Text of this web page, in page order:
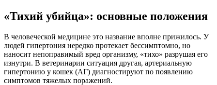
«Тихий убийца»: основные положения
В человеческой медицине это название вполне прижилось. У
людей гипертония нередко протекает бессимптомно, но
наносит непоправимый вред организму, «тихо» разрушая его
изнутри. В ветеринарии ситуация другая, артериальную
гипертонию у кошек (АГ) диагностируют по появлению
симптомов тяжелых поражений.